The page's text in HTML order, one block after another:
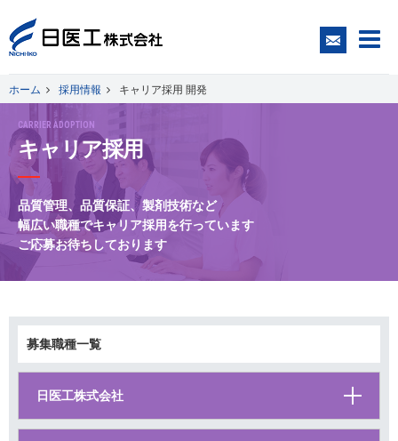
一般の皆さまへ
医療関係者の皆さまへ
日医工について
採用情報
Japanese English
ホーム 採用情報 キャリア採用 開発
CARRIER ADOPTION
キャリア採用
品質管理、品質保証、製剤技術など
幅広い職種でキャリア採用を行っています
ご応募お待ちしております
募集職種一覧
日医工株式会社